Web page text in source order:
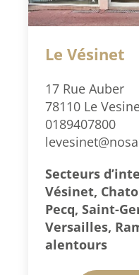
Le Vésinet
17 Rue Auber
78110 Le
0189407800
Secteurs
Vésinet,
Pecq, Saint-
Versailles,
alentours